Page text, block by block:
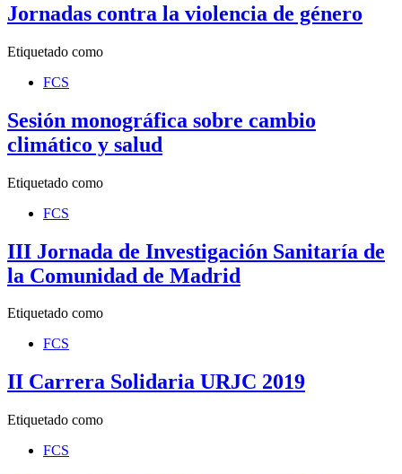
Jornadas contra la violencia de género
Etiquetado como
FCS
Sesión monográfica sobre cambio
climático y salud
Etiquetado como
FCS
III Jornada de Investigación Sanitaría de
la Comunidad de Madrid
Etiquetado como
FCS
II Carrera Solidaria URJC 2019
Etiquetado como
FCS